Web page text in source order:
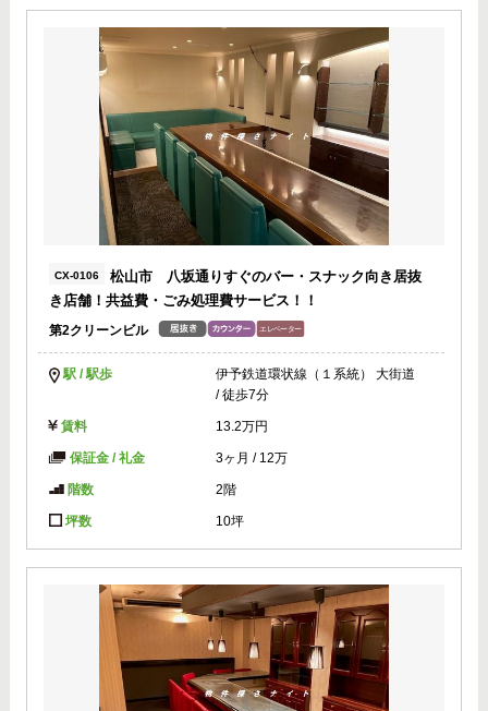
CX-0106
松山市 八坂通りすぐのバー・スナック向き居抜
き店舗！共益費・ごみ処理費サービス！！
第2クリーンビル
駅 / 駅歩
伊予鉄道環状線（１系統） 大街道
/ 徒歩7分
賃料 13.2万円
保証金 / 礼金 3ヶ月 / 12万
階数 2階
坪数 10坪